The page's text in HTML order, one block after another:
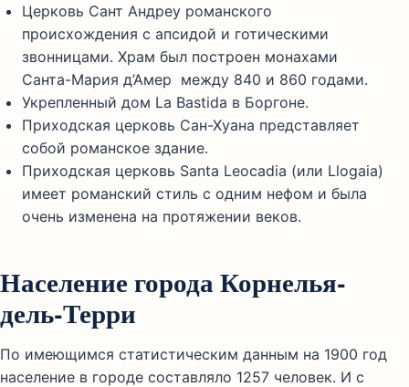
Церковь Сант Андреу романского
происхождения с апсидой и готическими
звонницами. Храм был построен монахами
Санта-Мария д’Амер между 840 и 860 годами.
Укрепленный дом La Bastida в Боргоне.
Приходская церковь Сан-Хуана представляет
собой романское здание.
Приходская церковь Santa Leocadia (или Llogaia)
имеет романский стиль с одним нефом и была
очень изменена на протяжении веков.
Население города Корнелья-
дель-Терри
По имеющимся статистическим данным на 1900 год
население в городе составляло 1257 человек. И с